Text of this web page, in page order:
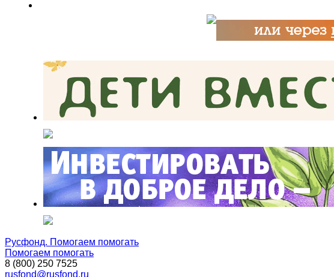
Русфонд. Помогаем помогать
Помогаем помогать
8 (800) 250 7525
rusfond@rusfond.ru